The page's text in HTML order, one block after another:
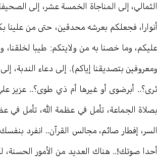
الثمالي، إلى المناجاة الخمسة عشر، إلى
أنوارا، فجعلكم بعرشه محدقين، حتى من علينا
عليكم، وما خصنا به من ولايتكم: طيبا لخلقنا،
ومعروفين بتصديقنا إياكم). إلى دعاء
ثرى؟.. أبرضوى أو غيرها أم ذي طوى؟.. عزيز
بصلاة الجماعة، تأمل في عظمة الله، تأمل في
السر، إفطار صائم، مجالس القرآن.. انفرد
أحدا صوتك!.. هناك العديد من الأمور